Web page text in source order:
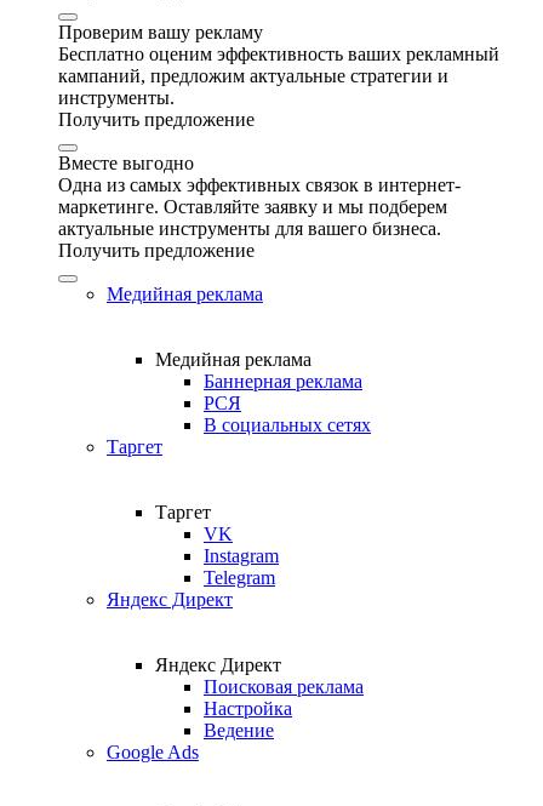
Проверим вашу рекламу
Бесплатно оценим эффективность ваших рекламный
кампаний, предложим актуальные стратегии и
инструменты.
Получить предложение
Вместе выгодно
Одна из самых эффективных связок в интернет-
маркетинге. Оставляйте заявку и мы подберем
актуальные инструменты для вашего бизнеса.
Получить предложение
Медийная реклама
Медийная реклама
Баннерная реклама
РСЯ
В социальных сетях
Таргет
Таргет
VK
Instagram
Telegram
Яндекс Директ
Яндекс Директ
Поисковая реклама
Настройка
Ведение
Google Ads